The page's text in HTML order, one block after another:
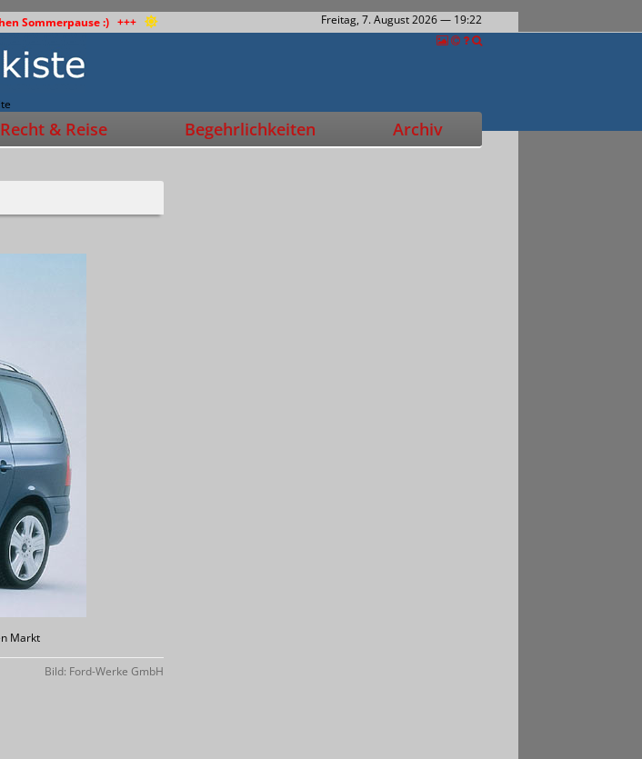
Sommerpause :) +++ Freitag, 7. August 2026— 19:22
Recht & Reise Begehrlichkeiten Archiv
Markt
Bild: Ford-Werke GmbH